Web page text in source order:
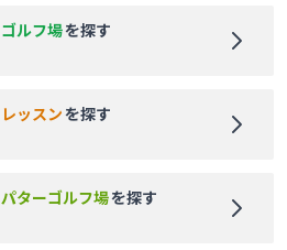
ゴルフ場を探す
レッスンを探す
パターゴルフ場を探す